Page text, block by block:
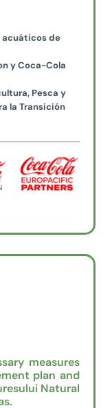
de
y Coca-Cola
Pesca y
la Transición
measures
plan and
Natural